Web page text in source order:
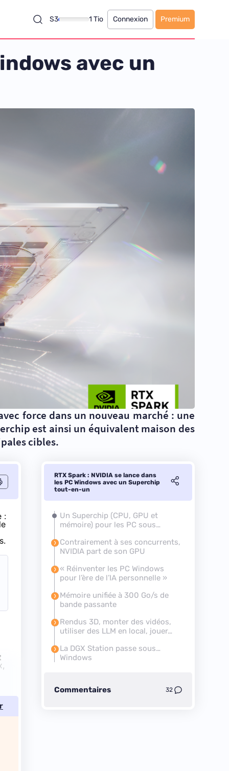
S3 1 Tio Connexion Premium
avec un
force dans un nouveau marché : une
est ainsi un équivalent maison des
cibles.
:
RTX Spark : NVIDIA se lance dans
les PC Windows avec un Superchip
tout-en-un
Un Superchip (CPU, GPU et
mémoire) pour les PC sous
Contrairement à ses concurrents,
NVIDIA part de son GPU
« Réinventer les PC Windows
pour l’ère de l’IA personnelle »
Mémoire unifiée à 300 Go/s de
bande passante
Rendus 3D, monter des vidéos,
utiliser des LLM en local, jouer…
La DGX Station passe sous…
Windows
Commentaires 32